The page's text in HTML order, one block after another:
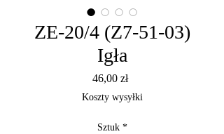
ZE-20/4 (Z7-51-03)
Igła
46,00 złCena
Koszty wysyłki
Sztuk *